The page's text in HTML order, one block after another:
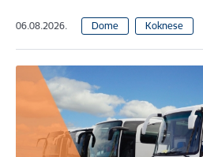
06.08.2026. Dome Koknese